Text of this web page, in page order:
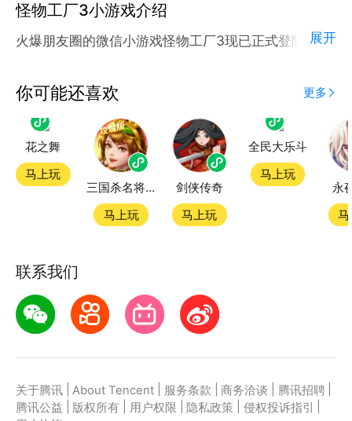
怪物工厂3小游戏介绍
火爆朋友圈的微信小游戏怪物工厂3现已正式登陆腾讯
应用宝为腾讯官方游戏平台，收录海量正版授权的高热
度精品小游戏。直接搜索或者在小游戏 tab 发现热门
怪物工厂3小游戏双平台畅玩
官方授权，在电脑上和手机上双端都能直接畅玩微信小
第一步：点击下载应用宝客户端，第二步：一键登录，
第三步：直接拉起微信小游戏怪物工厂3畅玩
展开
你可能还喜欢 更多
花之舞
马上玩
三国杀名将传
马上玩
剑侠传奇
马上玩
全民大乐斗
马上玩
永
联系我们
关于腾讯 About Tencent 服务条款 商务洽谈 腾讯招聘
腾讯公益
版权所有 用户权限 隐私政策 侵权投诉指引